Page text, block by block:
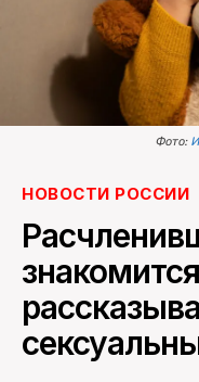
Фото:
НОВОСТИ РОССИИ